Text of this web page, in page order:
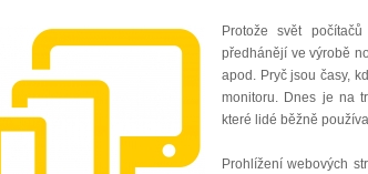
Protože svět
předhánějí ve výrobě
apod. Pryč jsou časy,
monitoru. Dnes je na
které lidé běžně
Prohlížení webových